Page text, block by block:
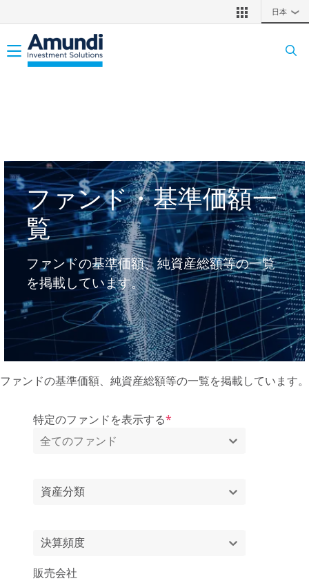
日本 ❯
Toggle navigation
ファンド・基準価額一
覧
ファンドの基準価額、純資産総額等の一覧
を掲載しています。
ファンドの基準価額、純資産総額等の一覧を掲載しています。
特定のファンドを表示する*
全てのファンド
資産分類
決算頻度
販売会社